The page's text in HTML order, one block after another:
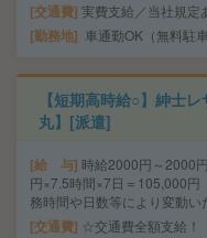
交通費 実費支給／当社規定
勤務地 車通勤OK（無料駐
【短期高時給○】紳士
丸】[派遣]
給 与 時給2000円～2000
円×7.5時間×7日＝105,000
務時間や日数等により変動い
交通費 ☆交通費全額支給！